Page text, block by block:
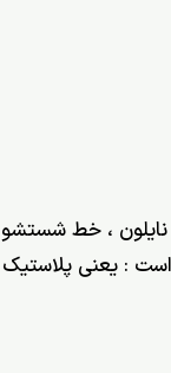
، خط
: یعنی